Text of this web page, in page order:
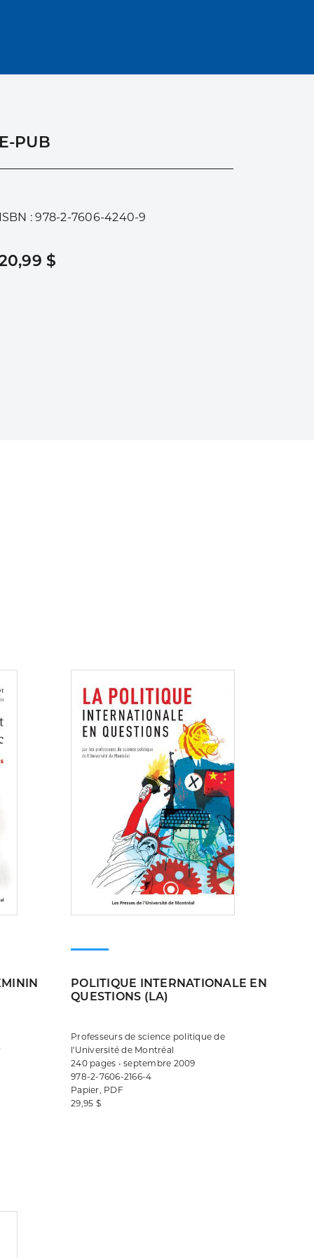
PUB
: 978-2-7606-4240-9
$
POLITIQUE INTERNATIONALE EN
QUESTIONS (LA)
Professeurs de science politique de
l'Université de Montréal
240 pages • septembre 2009
978-2-7606-2166-4
Papier, PDF
29,95 $